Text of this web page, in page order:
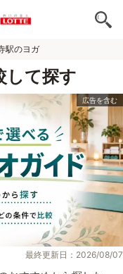
駅のヨガ
して探す
最終更新日：2026/08/07